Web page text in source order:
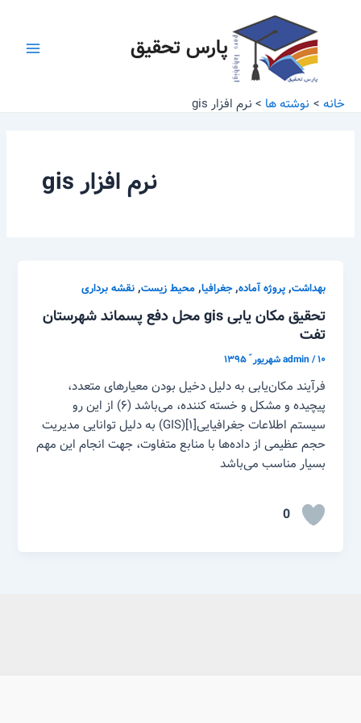
پارس تحقیق
خانه نوشته ها نرم افزار gis
نرم افزار gis
بهداشت,پروژه آماده,جغرافیا,محیط زیست,نقشه برداری
تحقیق مکان یابی gis محل دفع پسماند شهرستان
تفت
admin/۱۰ شهریور ّ ۱۳۹۵
فرآیند مکان‌یابی به دلیل دخیل بودن معیارهای متعدد،
پیچیده و مشکل و خسته کننده، می‌باشد (۶) از این رو
سیستم اطلاعات جغرافیایی[۱](GIS) به دلیل توانایی مدیریت
حجم عظیمی از داده‌ها با منابع متفاوت، جهت انجام این مهم
بسیار مناسب می‌باشد
0